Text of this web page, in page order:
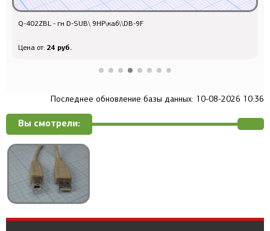
Q-402ZBL - гн D-SUB\ 9HP\каб\\DB-9F
Цена от: 24 руб.
Последнее обновление базы данных: 10-08-2026 10:36
Вы смотрели: